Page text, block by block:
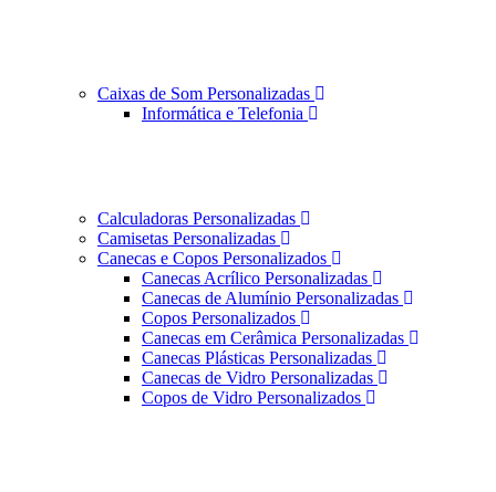
Caixas de Som Personalizadas
Informática e Telefonia
Calculadoras Personalizadas
Camisetas Personalizadas
Canecas e Copos Personalizados
Canecas Acrílico Personalizadas
Canecas de Alumínio Personalizadas
Copos Personalizados
Canecas em Cerâmica Personalizadas
Canecas Plásticas Personalizadas
Canecas de Vidro Personalizadas
Copos de Vidro Personalizados